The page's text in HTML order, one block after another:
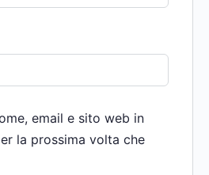
email e sito web in
la prossima volta che